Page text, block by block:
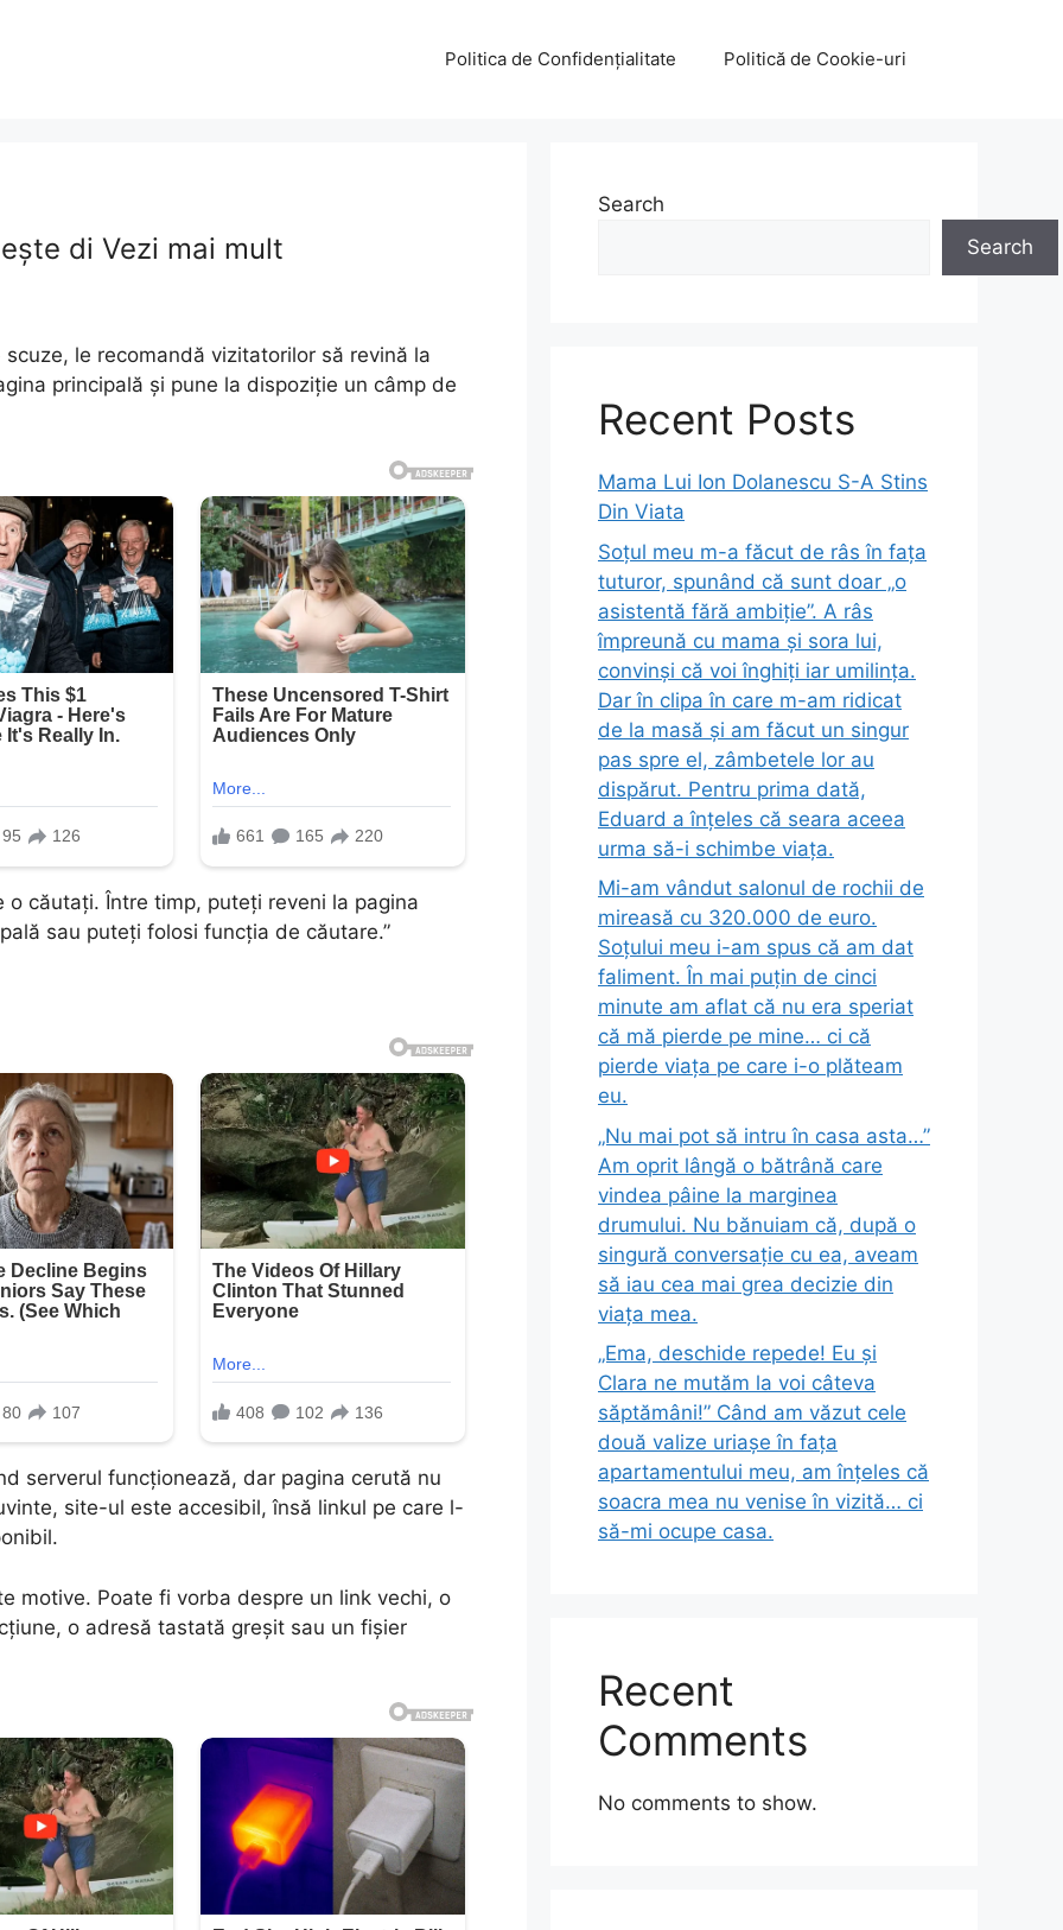
Politica de Confidențialitate Politică de Cookie-uri
di Vezi mai mult
le recomandă vizitatorilor să revină la
principală și pune la dispoziție un câmp de
o căutați. Între timp, puteți reveni la pagina
sau puteți folosi funcția de căutare.”
serverul funcționează, dar pagina cerută nu
site-ul este accesibil, însă linkul pe care l-
motive. Poate fi vorba despre un link vechi, o
o adresă tastată greșit sau un fișier
Search
Search
Recent Posts
Mama Lui Ion Dolanescu S-A Stins
Din Viata
Soțul meu m-a făcut de râs în fața
tuturor, spunând că sunt doar „o
asistentă fără ambiție”. A râs
împreună cu mama și sora lui,
convinși că voi înghiți iar umilința.
Dar în clipa în care m-am ridicat
de la masă și am făcut un singur
pas spre el, zâmbetele lor au
dispărut. Pentru prima dată,
Eduard a înțeles că seara aceea
urma să-i schimbe viața.
Mi-am vândut salonul de rochii de
mireasă cu 320.000 de euro.
Soțului meu i-am spus că am dat
faliment. În mai puțin de cinci
minute am aflat că nu era speriat
că mă pierde pe mine… ci că
pierde viața pe care i-o plăteam
eu.
„Nu mai pot să intru în casa asta…”
Am oprit lângă o bătrână care
vindea pâine la marginea
drumului. Nu bănuiam că, după o
singură conversație cu ea, aveam
să iau cea mai grea decizie din
viața mea.
„Ema, deschide repede! Eu și
Clara ne mutăm la voi câteva
săptămâni!” Când am văzut cele
două valize uriașe în fața
apartamentului meu, am înțeles că
soacra mea nu venise în vizită… ci
să-mi ocupe casa.
Recent
Comments
No comments to show.